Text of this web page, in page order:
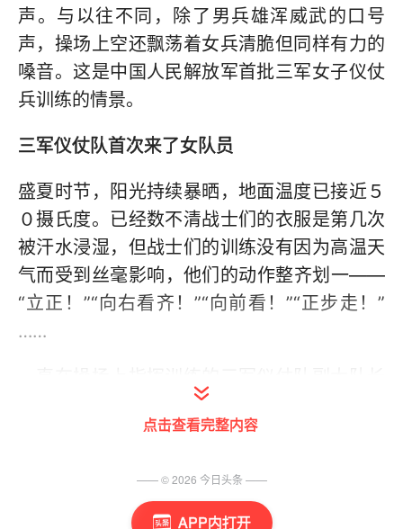
APP内打开
声。与以往不同，除了男兵雄浑威武的口号
声，操场上空还飘荡着女兵清脆但同样有力的
嗓音。这是中国人民解放军首批三军女子仪仗
兵训练的情景。
三军仪仗队首次来了女队员
盛夏时节，阳光持续暴晒，地面温度已接近５
０摄氏度。已经数不清战士们的衣服是第几次
被汗水浸湿，但战士们的训练没有因为高温天
气而受到丝毫影响，他们的动作整齐划一——
“立正！”“向右看齐！”“向前看！”“正步走！”
……
韩捷告诉记者，高温天气下持续训练对于三军
仪仗队的战士来说不过是家常便饭。“仪仗兵训
彩排。不管天气再热或者再冷，我们一年四季
都始终坚持在操场上训练。”
点击查看完整内容
—— ©2026 今日头条 ——